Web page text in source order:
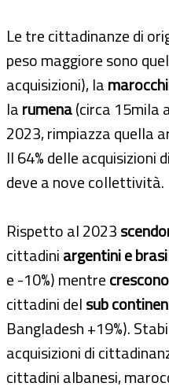
Le tre cittadinanze di
peso maggiore sono
acquisizioni), la
larumena(circa 15mila
2023, rimpiazza quella
Il 64% delle
deve a nove collettività.
Rispetto al 2023
cittadiniargentini e
e -10%) mentrecrescono
cittadini delsub
Bangladesh +19%).
acquisizioni di
cittadini albanesi,